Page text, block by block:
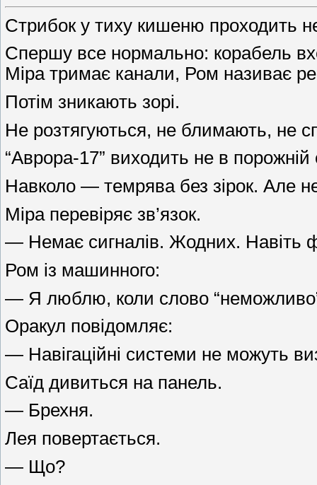
Стрибок у тиху кишеню проходить
Спершу все нормально: корабель
Міра тримає канали, Ром називає
Потім зникають зорі.
Не розтягуються, не блимають, не
“Аврора-17” виходить не в
Навколо — темрява без зірок. Але
Міра перевіряє зв’язок.
— Немає сигналів. Жодних. Навіть
Ром із машинного:
— Я люблю, коли слово “неможливо”
Оракул повідомляє:
— Навігаційні системи не можуть
Саїд дивиться на панель.
— Брехня.
Лея повертається.
— Що?